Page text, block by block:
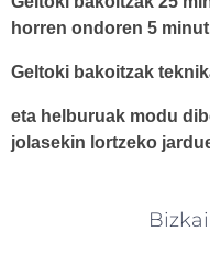
horren ondoren 5
Geltoki bakoitzak
eta helburuak modu
jolasekin lortzeko